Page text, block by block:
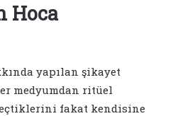
Hoca
yapılan şikayet
medyumdan ritüel
fakat kendisine